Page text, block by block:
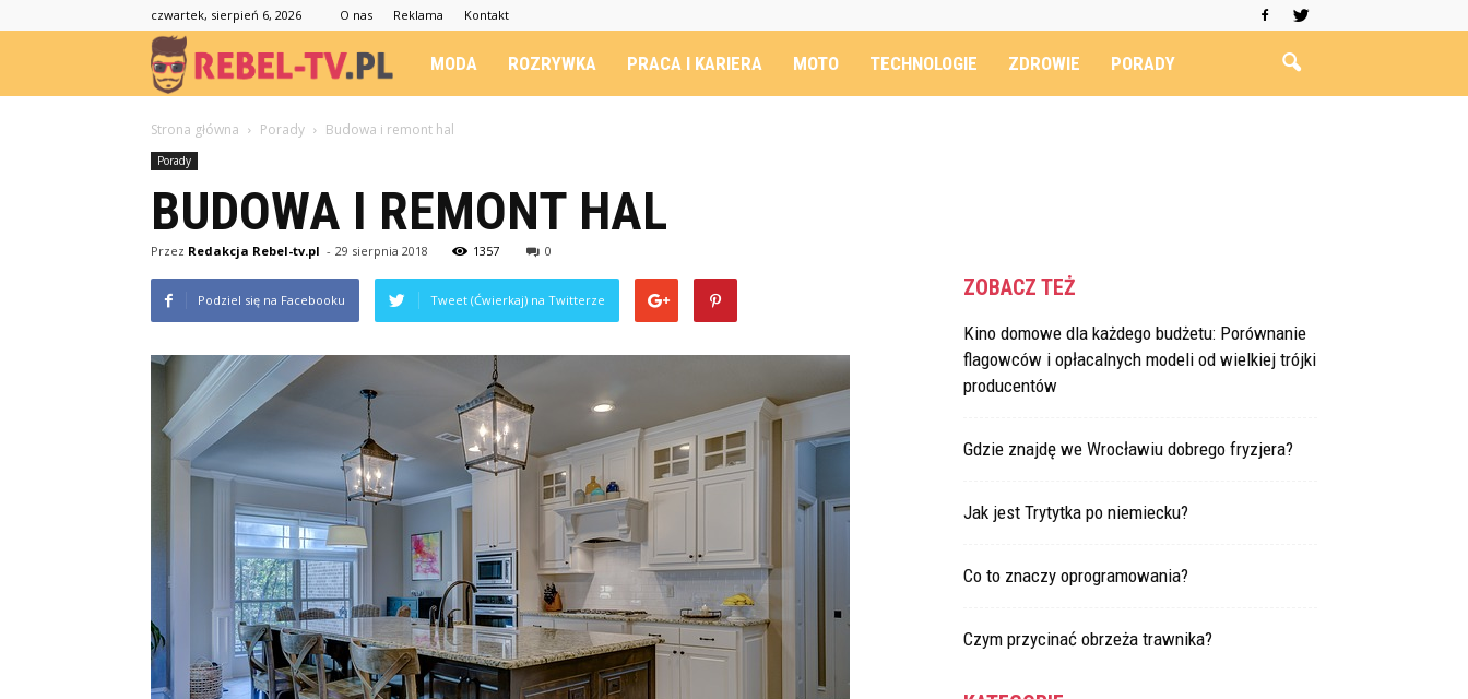
czwartek, sierpień 6, 2026 O nas Reklama Kontakt
Rebel-
TV.pl
MODA ROZRYWKA PRACA I KARIERA MOTO TECHNOLOGIE ZDROWIE PORADY
Strona główna Porady Budowa i remont hal
Porady
BUDOWA I REMONT HAL
Przez Redakcja Rebel-tv.pl - 29 sierpnia 2018 1357 0
Podziel się na Facebooku Tweet (Ćwierkaj) na Twitterze ZOBACZ TEŻ
Kino domowe dla każdego budżetu: Porównanie
flagowców i opłacalnych modeli od wielkiej trójki
producentów
Gdzie znajdę we Wrocławiu dobrego fryzjera?
Jak jest Trytytka po niemiecku?
Co to znaczy oprogramowania?
Czym przycinać obrzeża trawnika?